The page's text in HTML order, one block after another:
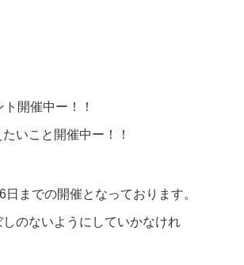
開催中ー！！
いこと開催中ー！！
までの開催となっております。
のないようにしていかなけれ